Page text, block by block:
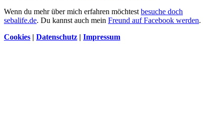
Wenn du mehr über mich erfahren möchtest besuche doch
sebalife.de. Du kannst auch mein Freund auf Facebook werden.
Cookies | Datenschutz | Impressum